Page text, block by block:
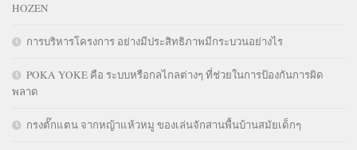
HOZEN
การบริหารโครงการ อย่างมีประสิทธิภาพมีกระบวนอย่างไร
POKA YOKE คือ ระบบหรือกลไกลต่างๆ ที่ช่วยในการป้องกันการผิด
พลาด
กรงตั๊กแตน จากหญ้าแห้วหมู ของเล่นจักสานพื้นบ้านสมัยเด็กๆ